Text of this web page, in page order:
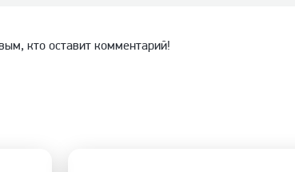
кто оставит комментарий!